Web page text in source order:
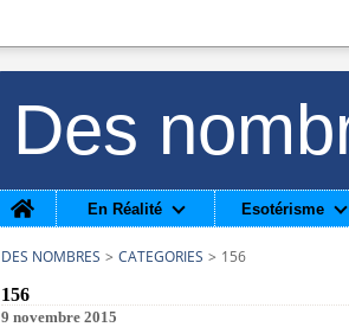
Des
Home
En Réalité Esotérisme
DES NOMBRES > CATEGORIES > 156
156
9 novembre 2015